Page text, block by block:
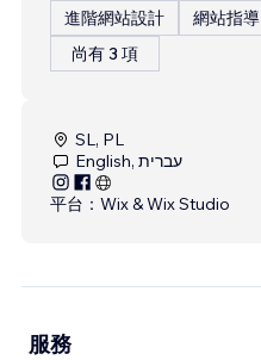
進階網站設計 網站指導
尚有 3 項
SL, PL
English, עברית
平台： Wix & Wix Studio
服務